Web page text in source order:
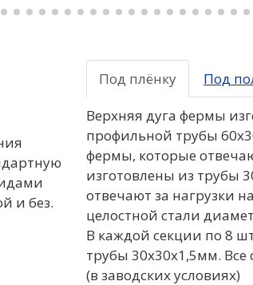
и без.
Под плёнку
Под
Верхняя дуга фермы
профильной трубы
фермы, которые
изготовлены из трубы
отвечают за нагрузки
целостной стали
В каждой секции по 8
трубы 30x30x1,5мм. Все
(в заводских условиях)